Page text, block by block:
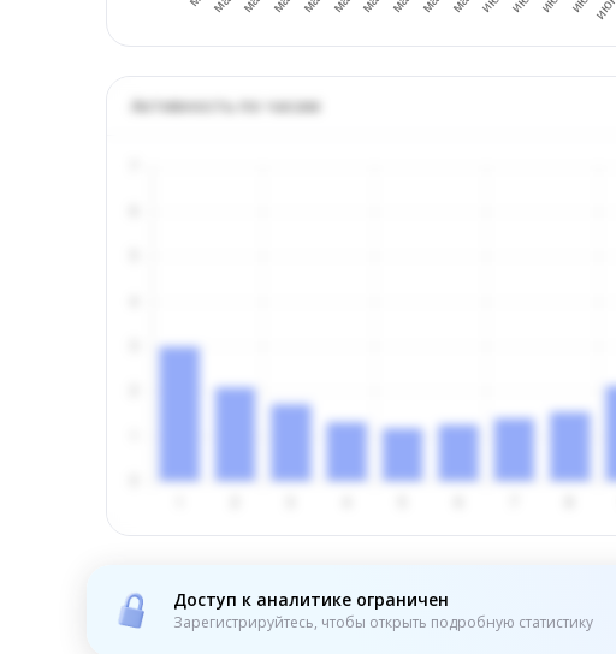
Активность по часам
Доступ к аналитике ограничен
Зарегистрируйтесь, чтобы открыть подробную статистику